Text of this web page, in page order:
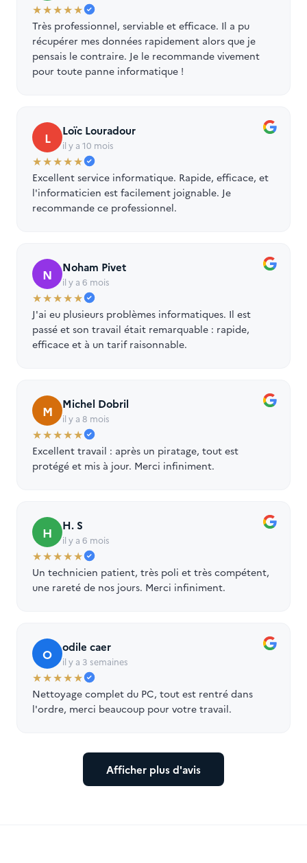
★★★★★
Très professionnel, serviable et efficace. Il a pu
récupérer mes données rapidement alors que je
pensais le contraire. Je le recommande vivement
pour toute panne informatique !
L Loïc Louradour
il y a 10 mois
★★★★★
Excellent service informatique. Rapide, efficace, et
l'informaticien est facilement joignable. Je
recommande ce professionnel.
N Noham Pivet
il y a 6 mois
★★★★★
J'ai eu plusieurs problèmes informatiques. Il est
passé et son travail était remarquable : rapide,
efficace et à un tarif raisonnable.
M Michel Dobril
il y a 8 mois
★★★★★
Excellent travail : après un piratage, tout est
protégé et mis à jour. Merci infiniment.
H H. S
il y a 6 mois
★★★★★
Un technicien patient, très poli et très compétent,
une rareté de nos jours. Merci infiniment.
O odile caer
il y a 3 semaines
★★★★★
Nettoyage complet du PC, tout est rentré dans
l'ordre, merci beaucoup pour votre travail.
Afficher plus d'avis